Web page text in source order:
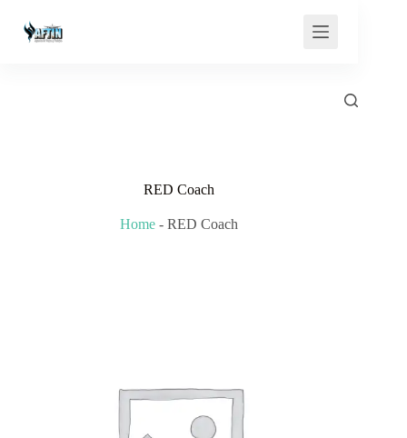
contenido
RED Coach
Home -RED Coach